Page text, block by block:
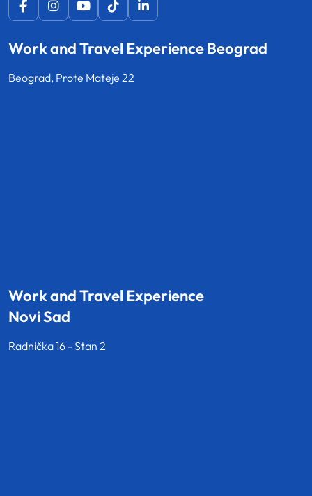
Work and Travel Experience Beograd
Beograd, Prote Mateje 22
Work and Travel Experience
Novi Sad
Radnička 16 - Stan 2